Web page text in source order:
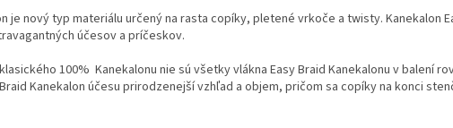
je nový typ materiálu určený na rasta copíky, pletené vrkoče a twisty. Kanekalon
účesov a príčeskov.
100% Kanekalonu nie sú všetky vlákna Easy Braid Kanekalonu v balení
Kanekalon účesu prirodzenejší vzhľad a objem, pričom sa copíky na konci